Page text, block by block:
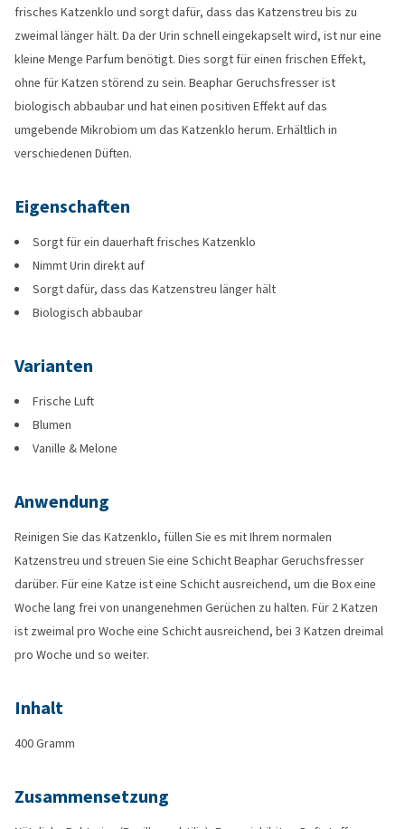
frisches Katzenklo und sorgt dafür, dass das Katzenstreu bis zu
zweimal länger hält. Da der Urin schnell eingekapselt wird, ist nur eine
kleine Menge Parfum benötigt. Dies sorgt für einen frischen Effekt,
ohne für Katzen störend zu sein. Beaphar Geruchsfresser ist
biologisch abbaubar und hat einen positiven Effekt auf das
umgebende Mikrobiom um das Katzenklo herum. Erhältlich in
verschiedenen Düften.
Eigenschaften
Sorgt für ein dauerhaft frisches Katzenklo
Nimmt Urin direkt auf
Sorgt dafür, dass das Katzenstreu länger hält
Biologisch abbaubar
Varianten
Frische Luft
Blumen
Vanille & Melone
Anwendung
Reinigen Sie das Katzenklo, füllen Sie es mit Ihrem normalen
Katzenstreu und streuen Sie eine Schicht Beaphar Geruchsfresser
darüber. Für eine Katze ist eine Schicht ausreichend, um die Box eine
Woche lang frei von unangenehmen Gerüchen zu halten. Für 2 Katzen
ist zweimal pro Woche eine Schicht ausreichend, bei 3 Katzen dreimal
pro Woche und so weiter.
Inhalt
400 Gramm
Zusammensetzung